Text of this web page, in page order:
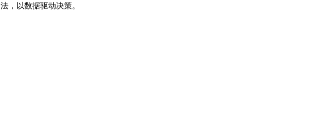
法，以数据驱动决策。